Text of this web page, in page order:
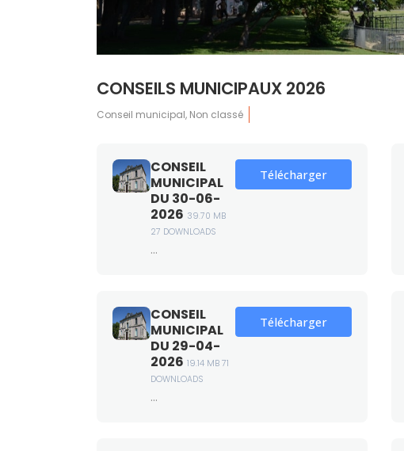
CONSEILS MUNICIPAUX 2026
Conseil municipal, Non classé
CONSEIL
MUNICIPAL
DU 30-06-
2026 39.70 MB
27 DOWNLOADS
...
Télécharger
CONSEIL
MUNICIPAL
DU 29-04-
2026 19.14 MB 71
DOWNLOADS
...
Télécharger